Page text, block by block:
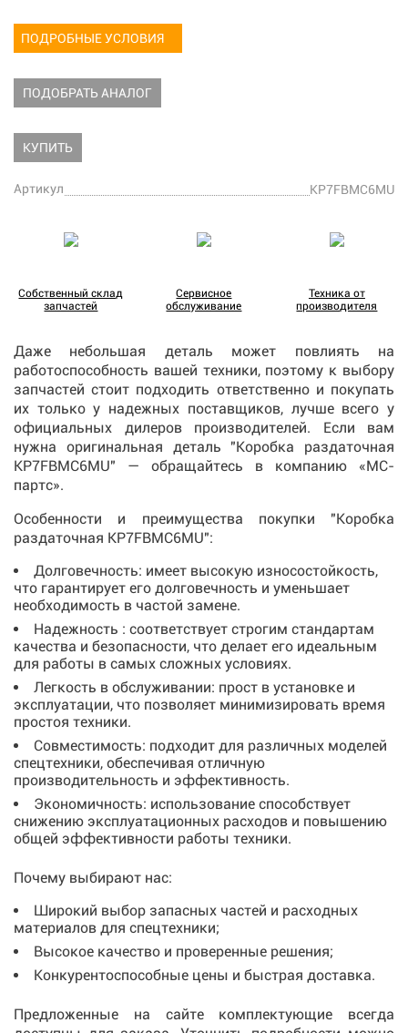
ПОДРОБНЫЕ УСЛОВИЯ
ПОДОБРАТЬ АНАЛОГ
КУПИТЬ
Артикул KP7FBMC6MU
Собственный склад
запчастей
Сервисное
обслуживание
Техника от
производителя
Даже небольшая деталь может повлиять на
работоспособность вашей техники, поэтому к выбору
запчастей стоит подходить ответственно и покупать
их только у надежных поставщиков, лучше всего у
официальных дилеров производителей. Если вам
нужна оригинальная деталь "Коробка раздаточная
KP7FBMC6MU" — обращайтесь в компанию «МС-
партс».
Особенности и преимущества покупки "Коробка
раздаточная KP7FBMC6MU":
Долговечность: имеет высокую износостойкость,
что гарантирует его долговечность и уменьшает
необходимость в частой замене.
Надежность : соответствует строгим стандартам
качества и безопасности, что делает его идеальным
для работы в самых сложных условиях.
Легкость в обслуживании: прост в установке и
эксплуатации, что позволяет минимизировать время
простоя техники.
Совместимость: подходит для различных моделей
спецтехники, обеспечивая отличную
производительность и эффективность.
Экономичность: использование способствует
снижению эксплуатационных расходов и повышению
общей эффективности работы техники.
Почему выбирают нас:
Широкий выбор запасных частей и расходных
материалов для спецтехники;
Высокое качество и проверенные решения;
Конкурентоспособные цены и быстрая доставка.
Предложенные на сайте комплектующие всегда